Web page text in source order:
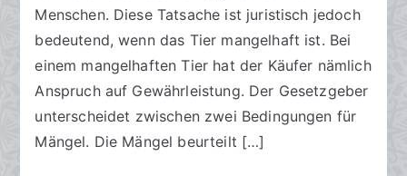
7
.
i
2
0
Menschen. Diese Tatsache ist juristisch jedoch
bedeutend, wenn das Tier mangelhaft ist. Bei
einem mangelhaften Tier hat der Käufer nämlich
Anspruch auf Gewährleistung. Der Gesetzgeber
unterscheidet zwischen zwei Bedingungen für
Mängel. Die Mängel beurteilt […]